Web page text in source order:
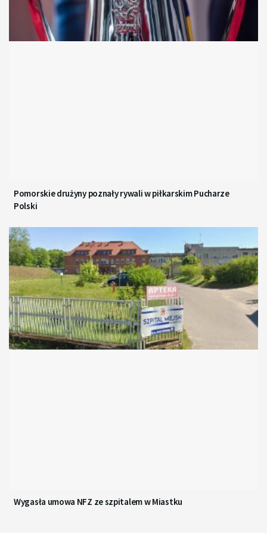
Pomorskie drużyny poznały rywali w piłkarskim Pucharze
Polski
Wygasła umowa NFZ ze szpitalem w Miastku